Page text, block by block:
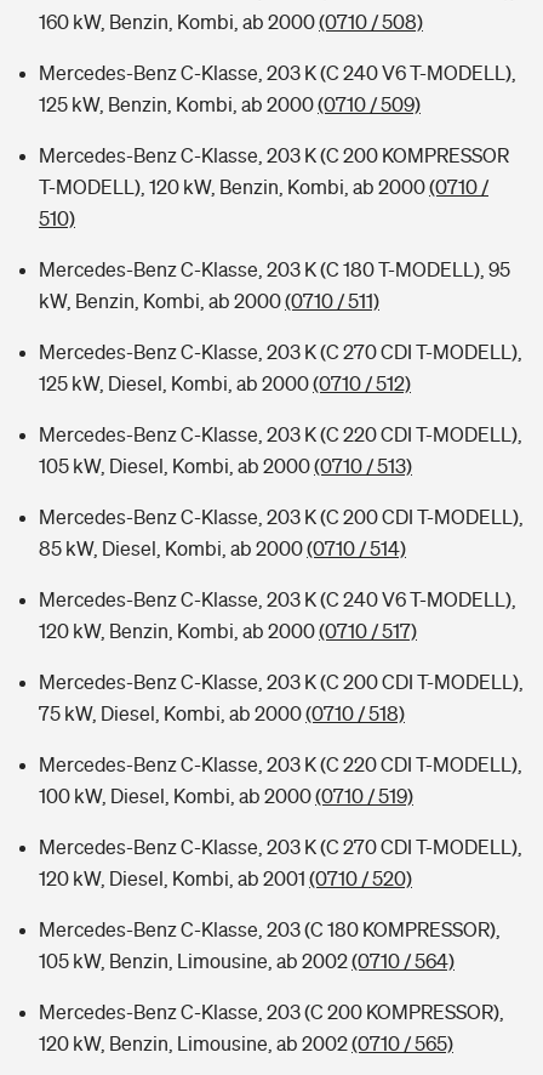
160 kW, Benzin, Kombi, ab 2000(0710 / 508)
Mercedes-Benz C-Klasse, 203 K (C 240 V6 T-MODELL),
125 kW, Benzin, Kombi, ab 2000(0710 / 509)
Mercedes-Benz C-Klasse, 203 K (C 200 KOMPRESSOR
T-MODELL), 120 kW, Benzin, Kombi, ab 2000(0710 /
510)
Mercedes-Benz C-Klasse, 203 K (C 180 T-MODELL), 95
kW, Benzin, Kombi, ab 2000(0710 / 511)
Mercedes-Benz C-Klasse, 203 K (C 270 CDI T-MODELL),
125 kW, Diesel, Kombi, ab 2000(0710 / 512)
Mercedes-Benz C-Klasse, 203 K (C 220 CDI T-MODELL),
105 kW, Diesel, Kombi, ab 2000(0710 / 513)
Mercedes-Benz C-Klasse, 203 K (C 200 CDI T-MODELL),
85 kW, Diesel, Kombi, ab 2000(0710 / 514)
Mercedes-Benz C-Klasse, 203 K (C 240 V6 T-MODELL),
120 kW, Benzin, Kombi, ab 2000(0710 / 517)
Mercedes-Benz C-Klasse, 203 K (C 200 CDI T-MODELL),
75 kW, Diesel, Kombi, ab 2000(0710 / 518)
Mercedes-Benz C-Klasse, 203 K (C 220 CDI T-MODELL),
100 kW, Diesel, Kombi, ab 2000(0710 / 519)
Mercedes-Benz C-Klasse, 203 K (C 270 CDI T-MODELL),
120 kW, Diesel, Kombi, ab 2001 (0710 / 520)
Mercedes-Benz C-Klasse, 203 (C 180 KOMPRESSOR),
105 kW, Benzin, Limousine, ab 2002(0710 / 564)
Mercedes-Benz C-Klasse, 203 (C 200 KOMPRESSOR),
120 kW, Benzin, Limousine, ab 2002(0710 / 565)